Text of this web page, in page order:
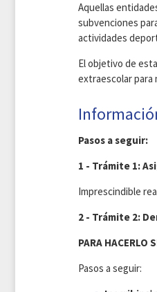
Aquellas
subvenciones
actividades
El objetivo de
extraescolar para
Pasos a seguir:
1 - Trámite 1:
Imprescindible
2 - Trámite 2:
PARA HACERLO
Pasos a seguir: